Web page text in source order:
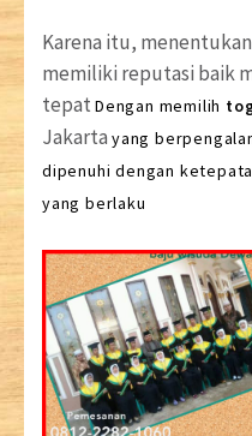
Karena itu,
memiliki reputasi baik
tepat Dengan memilih
Jakarta yang
dipenuhi dengan
yang berlaku